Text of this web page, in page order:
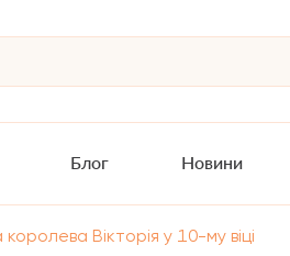
Блог Новини
Вікторія у 10-му віці